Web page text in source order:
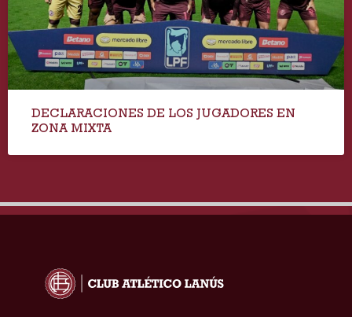
DECLARACIONES DE LOS JUGADORES EN
ZONA MIXTA